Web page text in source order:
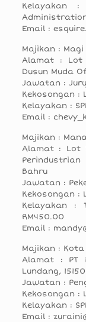
Kelayakan
Email :
Majikan :
Alamat : Lot
Dusun Muda
Jawatan :
Kekosongan :
Kelayakan :
Email :
Majikan :
Alamat : Lot
Bahru
Jawatan :
Kekosongan :
Kelayakan :
RM450.00
Email :
Majikan :
Alamat : PT
Lundang,
Jawatan :
Kekosongan :
Kelayakan :
Email :